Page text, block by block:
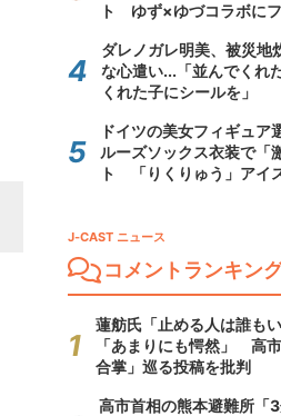
ト ゆず×ゆづコラボに
ダレノガレ明美、被災地
な心遣い...「並んでくれ
くれた子にシールを」
ドイツの美女フィギュア
ルーズソックス衣装で「
ト 「りくりゅう」アイ
J-CAST ニュース
コメントランキン
蓮舫氏「止める人は誰も
「あまりにも愕然」 高
合掌」巡る投稿を批判
高市首相の熊本避難所「